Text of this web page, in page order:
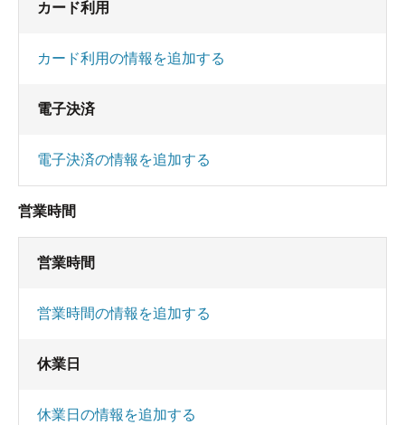
カード利用
カード利用の情報を追加する
電子決済
電子決済の情報を追加する
営業時間
営業時間
営業時間の情報を追加する
休業日
休業日の情報を追加する